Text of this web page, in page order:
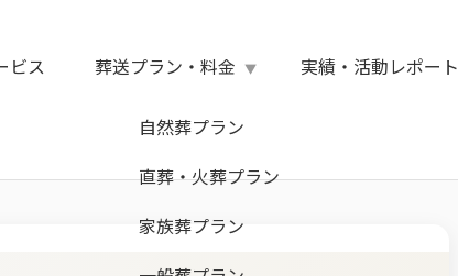
ビス 葬送プラン・料金
自然葬プラン
直葬・火葬プラン
家族葬プラン
実績・活動レポート